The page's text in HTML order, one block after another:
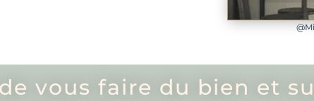
vous faire du bien et